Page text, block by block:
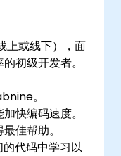
上或线下），面
初级开发者。
。
快编码速度。
佳帮助。
代码中学习以